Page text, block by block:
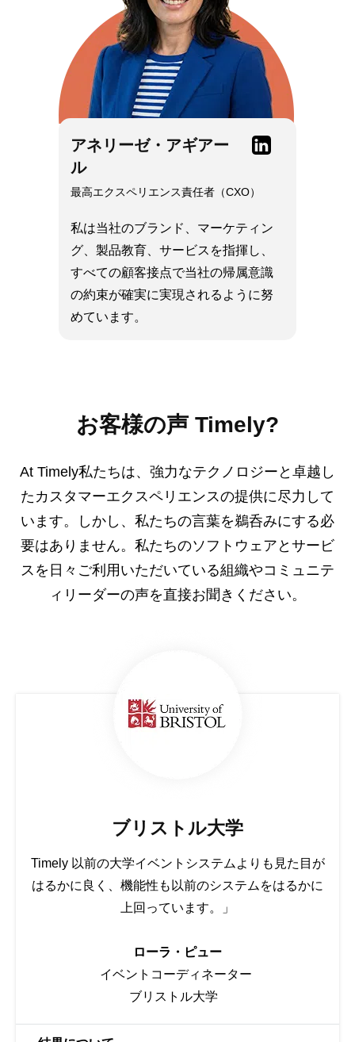
アネリーゼ・アギアー
ル
Linkedin ア
最高エクスペリエンス責任者（CXO）
私は当社のブランド、マーケティン
グ、製品教育、サービスを指揮し、
すべての顧客接点で当社の帰属意識
の約束が確実に実現されるように努
めています。
お客様の声 Timely?
At Timely私たちは、強力なテクノロジーと卓越し
たカスタマーエクスペリエンスの提供に尽力して
います。しかし、私たちの言葉を鵜呑みにする必
要はありません。私たちのソフトウェアとサービ
スを日々ご利用いただいている組織やコミュニテ
ィリーダーの声を直接お聞きください。
ブリストル大学
Timely 以前の大学イベントシステムよりも見た目が
はるかに良く、機能性も以前のシステムをはるかに
上回っています。」
ローラ・ピュー
イベントコーディネーター
ブリストル大学